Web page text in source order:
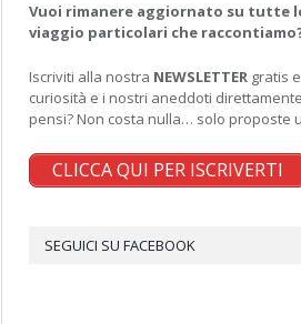
Vuoi rimanere aggiornato su tutte
viaggio particolari che
Iscriviti alla nostra NEWSLETTER gratis
curiosità e i nostri aneddoti
pensi? Non costa nulla… solo proposte
CLICCA QUI PER ISCRIVERTI
SEGUICI SU FACEBOOK